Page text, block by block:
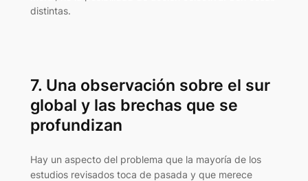
distintas.
7. Una observación sobre el sur
global y las brechas que se
profundizan
Hay un aspecto del problema que la mayoría de los
estudios revisados toca de pasada y que merece